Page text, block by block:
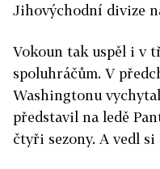
Jihovýchodní divize
Vokoun tak uspěl i v
spoluhráčům. V
Washingtonu
představil na ledě
čtyři sezony. A vedl si